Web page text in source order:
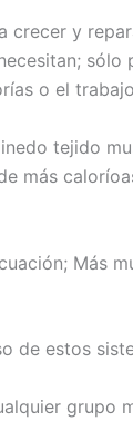
crecer y
sólo
o el
tejido
más
Más
de estos
grupo